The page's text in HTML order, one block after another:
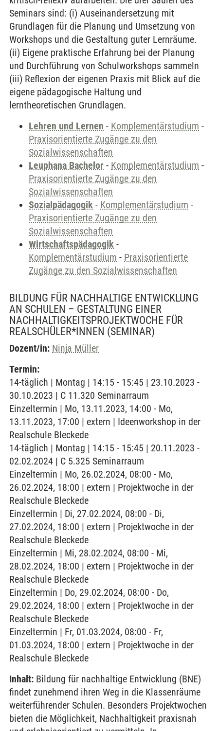
Seminars sind: (i) Auseinandersetzung mit
Grundlagen für die Planung und Umsetzung von
Workshops und die Gestaltung guter Lernräume.
(ii) Eigene praktische Erfahrung bei der Planung
und Durchführung von Schulworkshops sammeln
(iii) Reflexion der eigenen Praxis mit Blick auf die
eigene pädagogische Haltung und
lerntheoretischen Grundlagen.
Lehren und Lernen - Komplementärstudium -
Praxisorientierte Zugänge zu den
Sozialwissenschaften
Leuphana Bachelor - Komplementärstudium -
Praxisorientierte Zugänge zu den
Sozialwissenschaften
Sozialpädagogik - Komplementärstudium -
Praxisorientierte Zugänge zu den
Sozialwissenschaften
Wirtschaftspädagogik -
Komplementärstudium - Praxisorientierte
Zugänge zu den Sozialwissenschaften
BILDUNG FÜR NACHHALTIGE ENTWICKLUNG
AN SCHULEN – GESTALTUNG EINER
NACHHALTIGKEITSPROJEKTWOCHE FÜR
REALSCHÜLER*INNEN (SEMINAR)
Dozent/in: Ninja Müller
Termin:
14-täglich | Montag | 14:15 - 15:45 | 23.10.2023 -
30.10.2023 | C 11.320 Seminarraum
Einzeltermin | Mo, 13.11.2023, 14:00 - Mo,
13.11.2023, 17:00 | extern | Ideenworkshop in der
Realschule Bleckede
14-täglich | Montag | 14:15 - 15:45 | 20.11.2023 -
02.02.2024 | C 5.325 Seminarraum
Einzeltermin | Mo, 26.02.2024, 08:00 - Mo,
26.02.2024, 18:00 | extern | Projektwoche in der
Realschule Bleckede
Einzeltermin | Di, 27.02.2024, 08:00 - Di,
27.02.2024, 18:00 | extern | Projektwoche in der
Realschule Bleckede
Einzeltermin | Mi, 28.02.2024, 08:00 - Mi,
28.02.2024, 18:00 | extern | Projektwoche in der
Realschule Bleckede
Einzeltermin | Do, 29.02.2024, 08:00 - Do,
29.02.2024, 18:00 | extern | Projektwoche in der
Realschule Bleckede
Einzeltermin | Fr, 01.03.2024, 08:00 - Fr,
01.03.2024, 18:00 | extern | Projektwoche in der
Realschule Bleckede
Inhalt: Bildung für nachhaltige Entwicklung (BNE)
findet zunehmend ihren Weg in die Klassenräume
weiterführender Schulen. Besonders Projektwochen
bieten die Möglichkeit, Nachhaltigkeit praxisnah